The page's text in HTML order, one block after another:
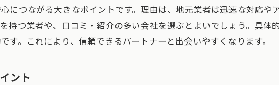
安心リフォームのために知っておきたい知識
リフォームで安全を守るための基礎知識まとめ
につながる大きなポイントです。理由は、地元業者は迅速な対応や
持つ業者や、口コミ・紹介の多い会社を選ぶとよいでしょう。具体
。これにより、信頼できるパートナーと出会いやすくなります。
ント